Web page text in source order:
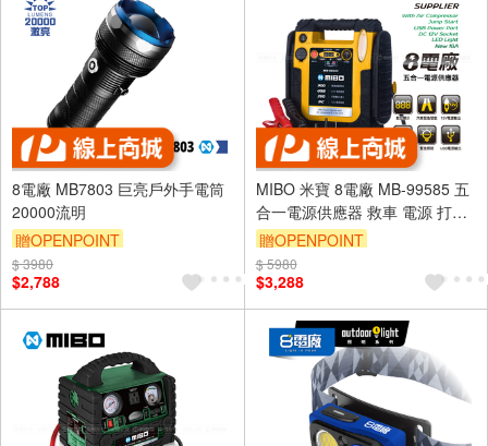
8電廠 MB7803 巨亮戶外手電筒
20000流明
贈OPENPOINT
$ 3980
$2,788
MIBO 米寶 8電廠 MB-99585 五
合一電源供應器 救車 電源 打氣
照明 電霸 原廠公司貨 車隊最愛
贈OPENPOINT
$ 5980
$3,288